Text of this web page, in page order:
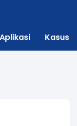
Aplikasi Kasus